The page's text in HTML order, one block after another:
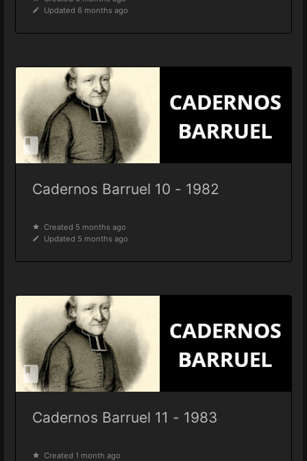
Updated 6 months ago
Cadernos Barruel 10 - 1982
Created 5 months ago
Updated 5 months ago
Cadernos Barruel 11 - 1983
Created 1 month ago